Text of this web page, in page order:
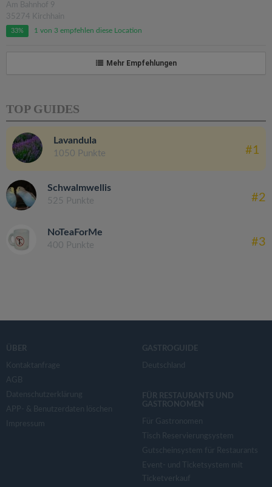
Am Bahnhof 9
35274 Kirchhain
33% 1 von 3 empfehlen diese Location
Mehr Empfehlungen
TOP GUIDES
Lavandula
1050 Punkte #1
Schwalmwellis
525 Punkte #2
NoTeaForMe
400 Punkte #3
ÜBER
Kontaktanfrage
AGB
Datenschutzerklärung
APP- & Benutzerdaten löschen
Impressum
GASTROGUIDE
Deutschland
FÜR RESTAURANTS UND
GASTRONOMEN
Für Gastronomen
Tisch Reservierungsystem
Gutscheinsystem für Restaurants
Event- und Ticketsystem mit
Ticketverkauf